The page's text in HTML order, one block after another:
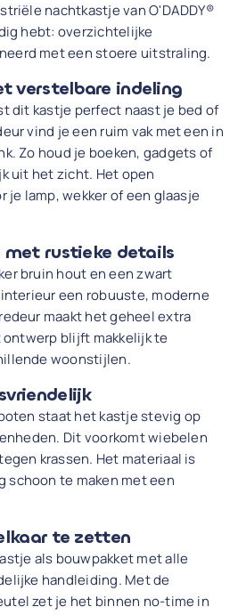
nachtkastje van O'DADDY®
hebt: overzichtelijke
met een stoere uitstraling.
verstelbare indeling
dit kastje perfect naast je bed of
vind je een ruim vak met een in
Zo houd je boeken, gadgets of
uit het zicht. Het open
je lamp, wekker of een glaasje
met rustieke details
bruin hout en een zwart
een robuuste, moderne
maakt het geheel extra
ontwerp blijft makkelijk te
woonstijlen.
staat het kastje stevig op
Dit voorkomt wiebelen
krassen. Het materiaal is
schoon te maken met een
te zetten
als bouwpakket met alle
handleiding. Met de
zet je het binnen no-time in